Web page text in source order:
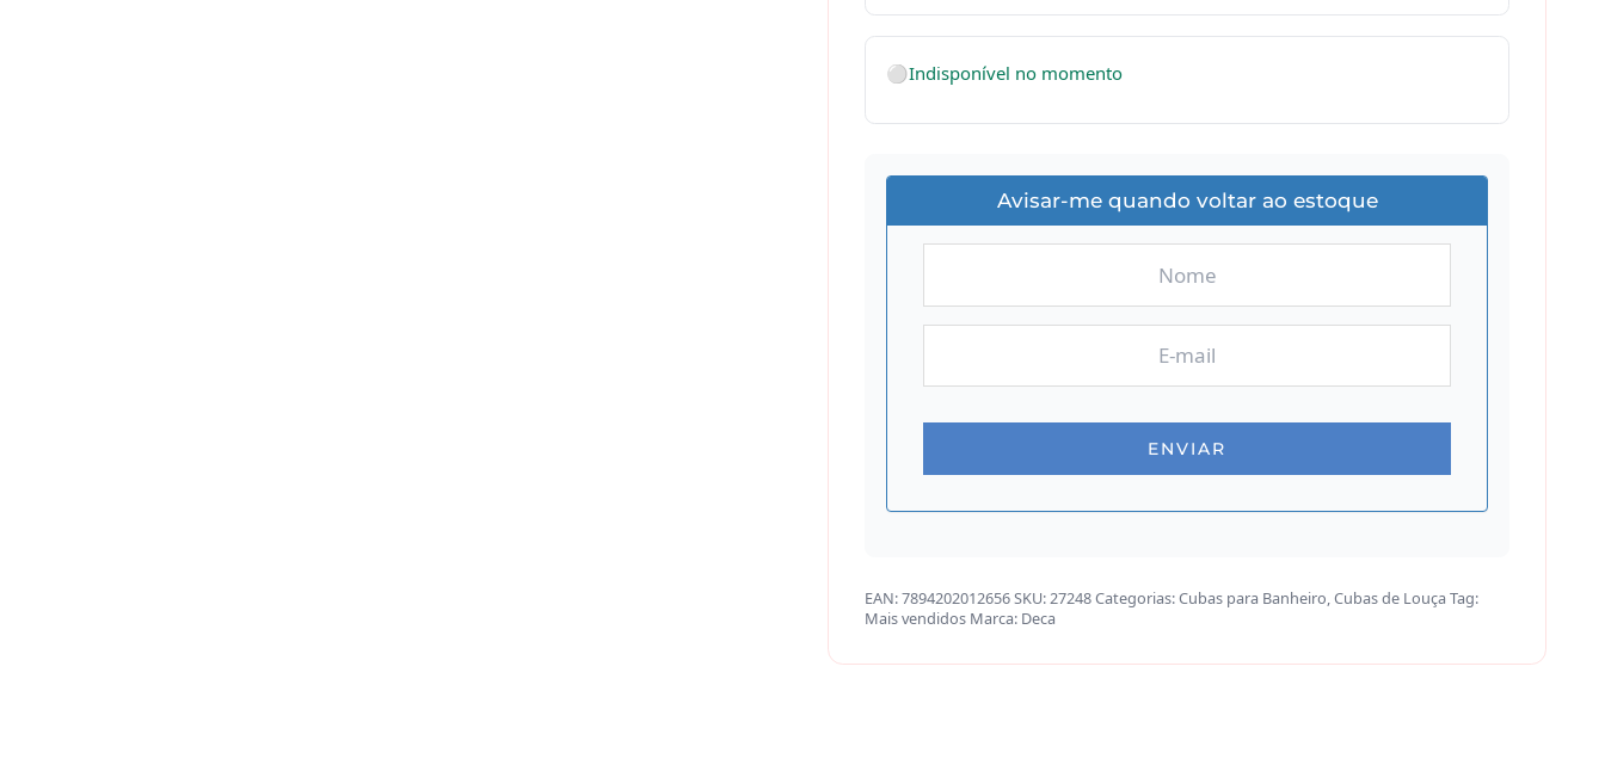
⚪Indisponível no momento
Avisar-me quando voltar ao estoque
EAN:7894202012656SKU: 27248Categorias:Cubas para Banheiro Cubas de Louça Tag:
Mais vendidos Marca: Deca